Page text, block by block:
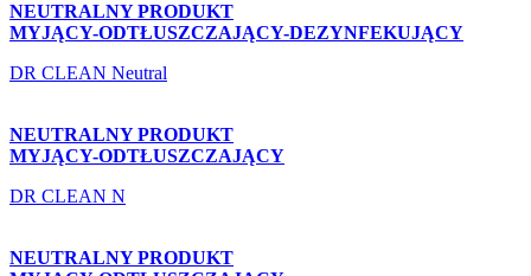
NEUTRALNY PRODUKT
MYJĄCY-ODTŁUSZCZAJĄCY-DEZYNFEKUJĄCY
DR CLEAN Neutral
NEUTRALNY PRODUKT
MYJĄCY-ODTŁUSZCZAJĄCY
DR CLEAN N
NEUTRALNY PRODUKT